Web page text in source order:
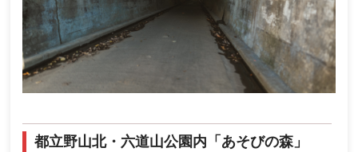
都立野山北・六道山公園内「あそびの森」